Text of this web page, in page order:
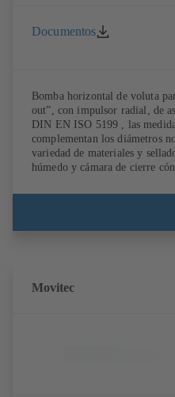
Documentos
Bomba horizontal de voluta
out”, con impulsor radial, de
DIN EN ISO 5199 , las
complementan los diámetros
variedad de materiales y
húmedo y cámara de cierre
Movitec